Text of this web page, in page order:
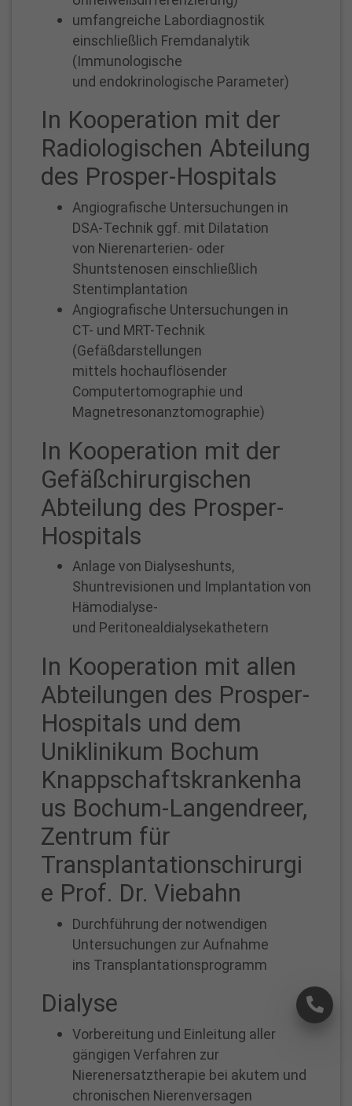
umfangreiche Labordiagnostik
einschließlich Fremdanalytik
(Immunologische
und endokrinologische Parameter)
In Kooperation mit der
Radiologischen Abteilung
des Prosper-Hospitals
Angiografische Untersuchungen in
DSA-Technik ggf. mit Dilatation
von Nierenarterien- oder
Shuntstenosen einschließlich
Stentimplantation
Angiografische Untersuchungen in
CT- und MRT-Technik
(Gefäßdarstellungen
mittels hochauflösender
Computertomographie und
Magnetresonanztomographie)
In Kooperation mit der
Gefäßchirurgischen
Abteilung des Prosper-
Hospitals
Anlage von Dialyseshunts,
Shuntrevisionen und Implantation von
Hämodialyse-
und Peritonealdialysekathetern
In Kooperation mit allen
Abteilungen des Prosper-
Hospitals und dem
Uniklinikum Bochum
Knappschaftskrankenha
us Bochum-Langendreer,
Zentrum für
Transplantationschirurgi
e Prof. Dr. Viebahn
Durchführung der notwendigen
Untersuchungen zur Aufnahme
ins Transplantationsprogramm
Dialyse
Vorbereitung und Einleitung aller
gängigen Verfahren zur
Nierenersatztherapie bei akutem und
chronischen Nierenversagen